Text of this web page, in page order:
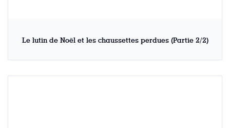
Le lutin de Noël et les chaussettes perdues (Partie 2/2)